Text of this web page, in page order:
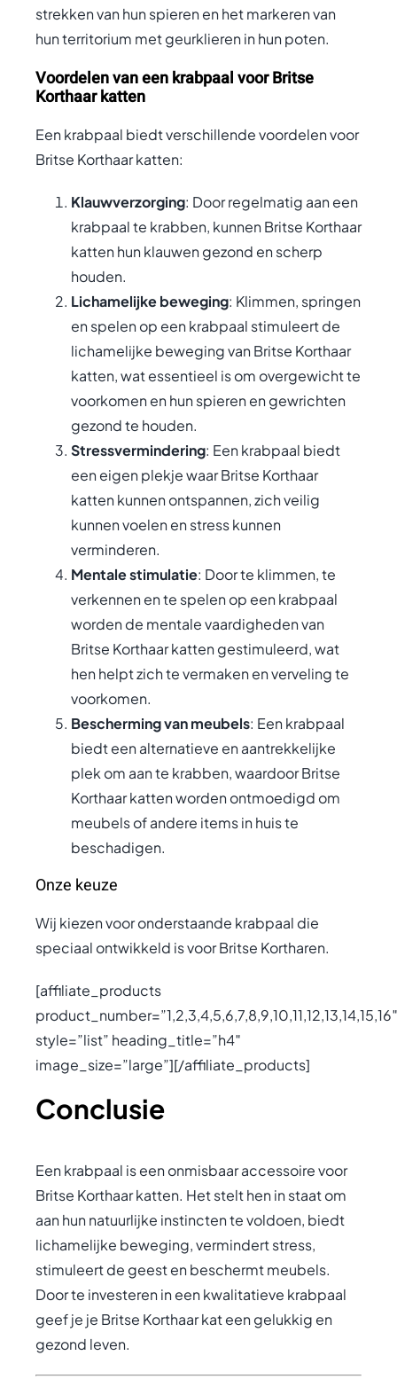
strekken van hun spieren en het markeren van
hun territorium met geurklieren in hun poten.
Voordelen van een krabpaal voor Britse
Korthaar katten
Een krabpaal biedt verschillende voordelen voor
Britse Korthaar katten:
Klauwverzorging: Door regelmatig aan een
krabpaal te krabben, kunnen Britse Korthaar
katten hun klauwen gezond en scherp
houden.
Lichamelijke beweging: Klimmen, springen
en spelen op een krabpaal stimuleert de
lichamelijke beweging van Britse Korthaar
katten, wat essentieel is om overgewicht te
voorkomen en hun spieren en gewrichten
gezond te houden.
Stressvermindering: Een krabpaal biedt
een eigen plekje waar Britse Korthaar
katten kunnen ontspannen, zich veilig
kunnen voelen en stress kunnen
verminderen.
Mentale stimulatie: Door te klimmen, te
verkennen en te spelen op een krabpaal
worden de mentale vaardigheden van
Britse Korthaar katten gestimuleerd, wat
hen helpt zich te vermaken en verveling te
voorkomen.
Bescherming van meubels: Een krabpaal
biedt een alternatieve en aantrekkelijke
plek om aan te krabben, waardoor Britse
Korthaar katten worden ontmoedigd om
meubels of andere items in huis te
beschadigen.
Onze keuze
Wij kiezen voor onderstaande krabpaal die
speciaal ontwikkeld is voor Britse Kortharen.
[affiliate_products
product_number=”1,2,3,4,5,6,7,8,9,10,11,12,13,14,15,16″
style=”list” heading_title=”h4″
image_size=”large”][/affiliate_products]
Conclusie
Een krabpaal is een onmisbaar accessoire voor
Britse Korthaar katten. Het stelt hen in staat om
aan hun natuurlijke instincten te voldoen, biedt
lichamelijke beweging, vermindert stress,
stimuleert de geest en beschermt meubels.
Door te investeren in een kwalitatieve krabpaal
geef je je Britse Korthaar kat een gelukkig en
gezond leven.